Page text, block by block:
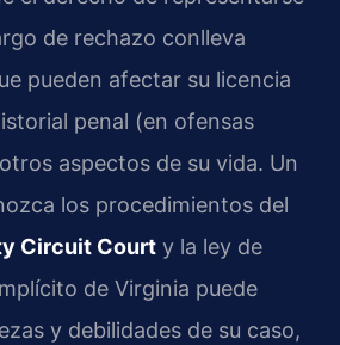
de rechazo conlleva
pueden afectar su licencia
penal (en ofensas
aspectos de su vida. Un
los procedimientos del
Circuit Court y la ley de
de Virginia puede
y debilidades de su caso,